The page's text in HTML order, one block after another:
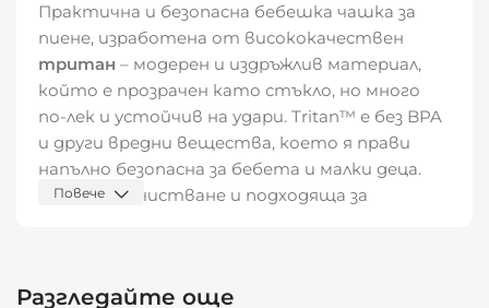
Практична и безопасна бебешка чашка за
пиене, изработена от висококачествен
тритан – модерен и издръжлив материал,
който е прозрачен като стъкло, но много
по-лек и устойчив на удари. Tritan™ е без BPA
и други вредни вещества, което я прави
напълно безопасна за бебета и малки деца.
Лесна за почистване и подходяща за
Повече
Разгледайте още